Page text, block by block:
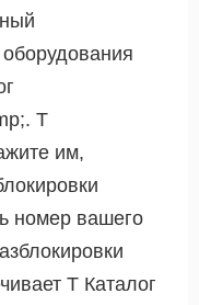
Т
им,
номер вашего
Т Каталог